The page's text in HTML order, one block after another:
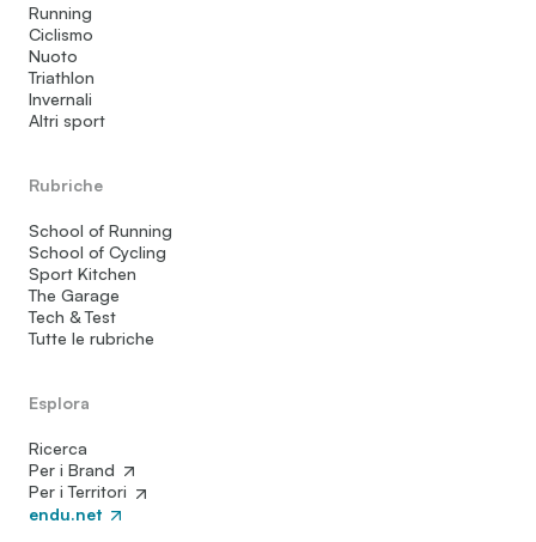
Running
Ciclismo
Nuoto
Triathlon
Invernali
Altri sport
Rubriche
School of Running
School of Cycling
Sport Kitchen
The Garage
Tech & Test
Tutte le rubriche
Esplora
Ricerca
Per i Brand
Per i Territori
endu.net